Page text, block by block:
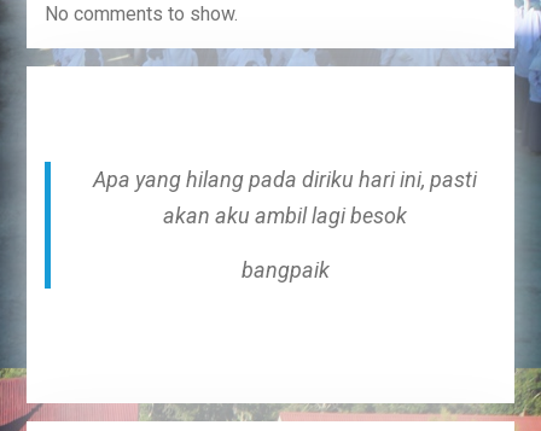
No comments to show.
Apa yang hilang pada diriku hari ini, pasti
akan aku ambil lagi besok
bangpaik